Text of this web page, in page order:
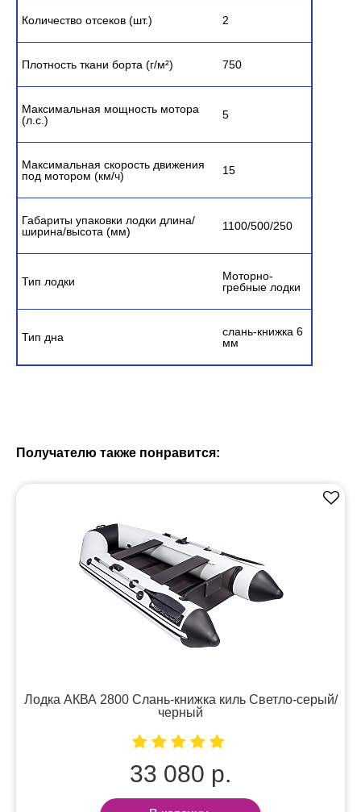
Количество отсеков (шт.) 2
Плотность ткани борта (г/м²) 750
Максимальная мощность мотора
(л.с.)
5
Максимальная скорость движения
под мотором (км/ч)
15
Габариты упаковки лодки длина/
ширина/высота (мм)
1100/500/250
Тип лодки
Моторно-
гребные лодки
Тип дна
слань-книжка 6
мм
Получателю также понравится:
Лодка АКВА 2800 Слань-книжка киль Светло-серый/
черный
33 080 р.